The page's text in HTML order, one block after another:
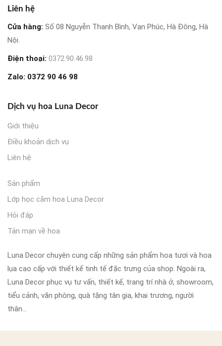
Liên hệ
Cửa hàng: Số 08 Nguyễn Thanh Bình, Vạn Phúc, Hà Đông, Hà
Nội.
Điện thoại: 0372.90.46.98
Zalo: 0372 90 46 98
Dịch vụ hoa Luna Decor
Giới thiệu
Điều khoản dịch vụ
Liên hệ
Sản phẩm
Lớp học cắm hoa Luna Decor
Hỏi đáp
Tản mạn về hoa
Luna Decor chuyên cung cấp những sản phẩm hoa tươi và hoa
lụa cao cấp với thiết kế tinh tế đặc trưng của shop. Ngoài ra,
Luna Decor phục vụ tư vấn, thiết kế, trang trí nhà ở, showroom,
tiểu cảnh, văn phòng, quà tặng tân gia, khai trương, người
thân…